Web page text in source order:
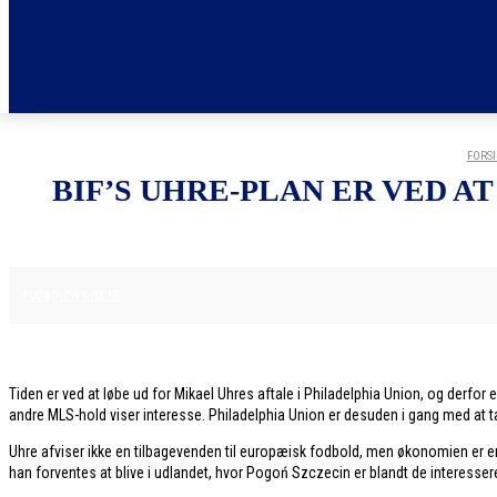
BIF’S UHRE-PLAN ER VED
Tiden er ved at løbe ud for Mikael Uhres aftale i Philadelphia Union, og
andre MLS-hold viser interesse. Philadelphia Union er desuden i gang med
Uhre afviser ikke en tilbagevenden til europæisk fodbold, men økonomien er
han forventes at blive i udlandet, hvor Pogoń Szczecin er blandt de